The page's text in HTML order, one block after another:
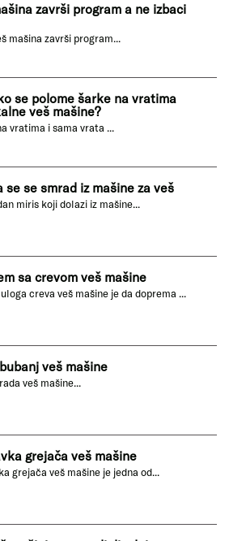
završi program a ne izbaci
mašina završi program...
se polome šarke na vratima
veš mašine?
vratima i sama vrata ...
se se smrad iz mašine za veš
miris koji dolazi iz mašine...
sa crevom veš mašine
creva veš mašine je da doprema ...
veš mašine
veš mašine...
grejača veš mašine
grejača veš mašine je jedna od...